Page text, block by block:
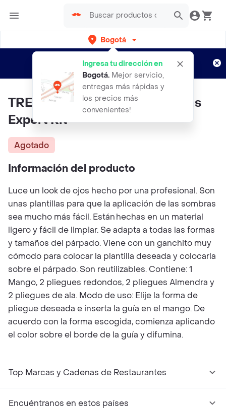
Bogotá
Ingresa tu dirección en
Bogotá. Mejor servicio,
entregas más rápidas y
los precios más
convenientes!
envíos gratis por semanas
Aplican TyC
TRENDY Plantillas Para Sombras
Expert Kit
Agotado
Información del producto
Luce un look de ojos hecho por una profesional. Son
unas plantillas para que la aplicación de las sombras
sea mucho más fácil. Están hechas en un material
ligero y fácil de limpiar. Se adapta a todas las formas
y tamaños del párpado. Viene con un ganchito muy
cómodo para colocar la plantilla deseada y colocarla
sobre el párpado. Son reutilizables. Contiene: 1
Mango, 2 pliegues redondos, 2 pliegues Almendra y
2 pliegues de ala. Modo de uso: Elije la forma de
pliegue deseada e inserta la guía en el mango. De
acuerdo con la forma escogida, comienza aplicando
el color sobre el borde de la guía y difumina.
Top Marcas y Cadenas de Restaurantes
Encuéntranos en estos países